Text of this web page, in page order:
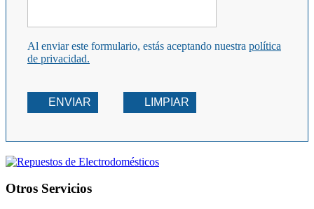
Al enviar este formulario, estás aceptando nuestra política
de privacidad.
ENVIAR LIMPIAR
Otros Servicios